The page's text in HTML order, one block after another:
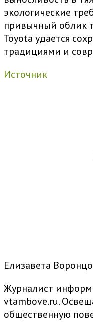
экологические
привычный облик
Toyota удается
традициями и
Источник
Елизавета
Журналист
vtambove.ru.
общественную